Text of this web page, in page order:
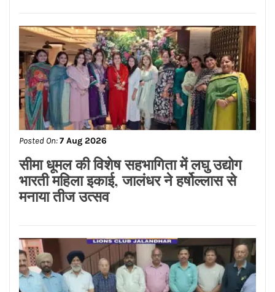
Posted On:7 Aug 2026
सीमा धूमल की विशेष सहभागिता में लघु उद्योग
भारती महिला इकाई, जालंधर ने हर्षोल्लास से
मनाया तीज उत्सव